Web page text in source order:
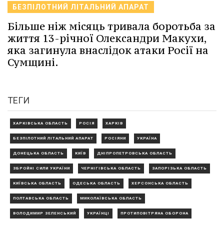
БЕЗПІЛОТНИЙ ЛІТАЛЬНИЙ АПАРАТ
Більше ніж місяць тривала боротьба за
життя 13-річної Олександри Макухи,
яка загинула внаслідок атаки Росії на
Сумщині.
ТЕГИ
ХАРКІВСЬКА ОБЛАСТЬ РОСІЯ ХАРКІВ
БЕЗПІЛОТНИЙ ЛІТАЛЬНИЙ АПАРАТ РОСІЯНИ УКРАЇНА
ДОНЕЦЬКА ОБЛАСТЬ КИЇВ ДНІПРОПЕТРОВСЬКА ОБЛАСТЬ
ЗБРОЙНІ СИЛИ УКРАЇНИ ЧЕРНІГІВСЬКА ОБЛАСТЬ ЗАПОРІЗЬКА ОБЛАСТЬ
КИЇВСЬКА ОБЛАСТЬ ОДЕСЬКА ОБЛАСТЬ ХЕРСОНСЬКА ОБЛАСТЬ
ПОЛТАВСЬКА ОБЛАСТЬ МИКОЛАЇВСЬКА ОБЛАСТЬ
ВОЛОДИМИР ЗЕЛЕНСЬКИЙ УКРАЇНЦІ ПРОТИПОВІТРЯНА ОБОРОНА